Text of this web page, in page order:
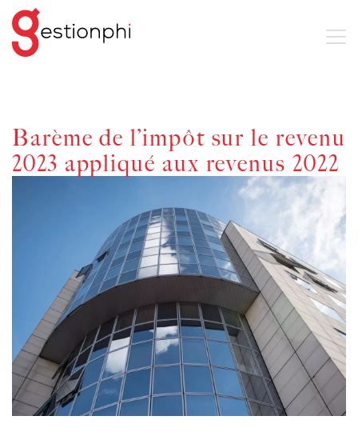
Barème de l’impôt sur le revenu
2023 appliqué aux revenus 2022